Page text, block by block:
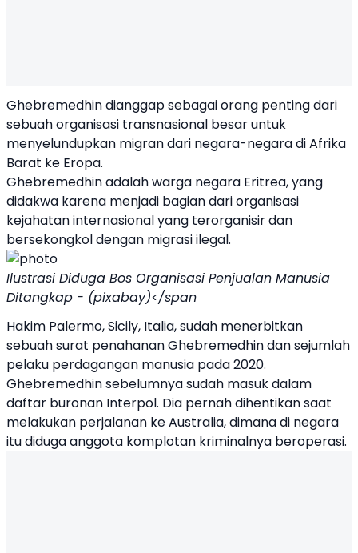
Ghebremedhin dianggap sebagai orang penting dari
sebuah organisasi transnasional besar untuk
menyelundupkan migran dari negara-negara di Afrika
Barat ke Eropa.
Ghebremedhin adalah warga negara Eritrea, yang
didakwa karena menjadi bagian dari organisasi
kejahatan internasional yang terorganisir dan
bersekongkol dengan migrasi ilegal.
Ilustrasi Diduga Bos Organisasi Penjualan Manusia
Ditangkap - (pixabay)</span
Hakim Palermo, Sicily, Italia, sudah menerbitkan
sebuah surat penahanan Ghebremedhin dan sejumlah
pelaku perdagangan manusia pada 2020.
Ghebremedhin sebelumnya sudah masuk dalam
daftar buronan Interpol. Dia pernah dihentikan saat
melakukan perjalanan ke Australia, dimana di negara
itu diduga anggota komplotan kriminalnya beroperasi.